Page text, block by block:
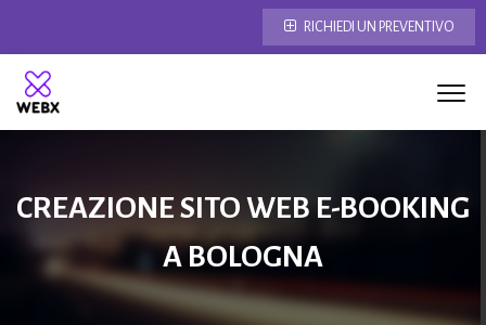
RICHIEDI UN PREVENTIVO
CREAZIONE SITO WEB E-BOOKING
A BOLOGNA